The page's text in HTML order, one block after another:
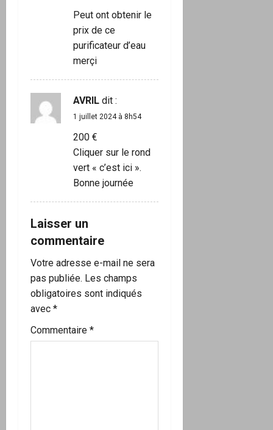
c
e
Peut ont obtenir le
prix de ce
purificateur d’eau
merçi
AVRIL dit :
1 juillet 2024 à 8h54
200 €
Cliquer sur le rond
vert « c’est ici ».
Bonne journée
Laisser un
commentaire
Votre adresse e-mail ne sera
pas publiée. Les champs
obligatoires sont indiqués
avec *
Commentaire *